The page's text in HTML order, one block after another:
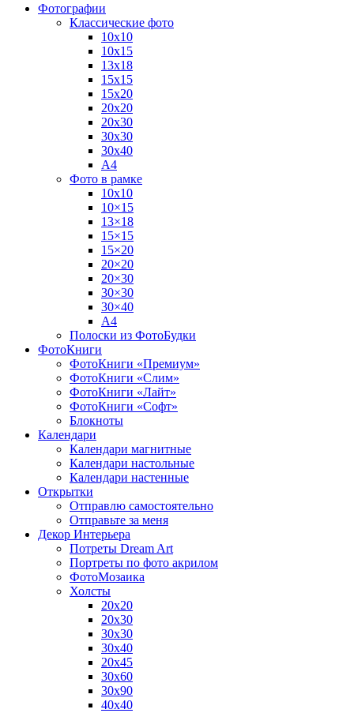
Фотографии
Классические фото
10х10
10х15
13х18
15х15
15х20
20х20
20х30
30х30
30х40
А4
Фото в рамке
10х10
10×15
13×18
15×15
15×20
20×20
20×30
30×30
30×40
A4
Полоски из ФотоБудки
ФотоКниги
ФотоКниги «Премиум»
ФотоКниги «Слим»
ФотоКниги «Лайт»
ФотоКниги «Софт»
Блокноты
Календари
Календари магнитные
Календари настольные
Календари настенные
Открытки
Отправлю самостоятельно
Отправьте за меня
Декор Интерьера
Потреты Dream Art
Портреты по фото акрилом
ФотоМозаика
Холсты
20х20
20х30
30х30
30х40
20х45
30х60
30х90
40х40